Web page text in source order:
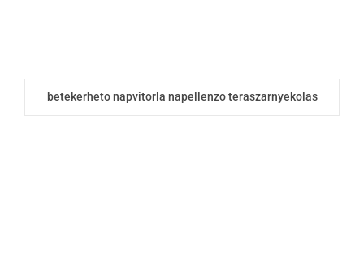
betekerheto napvitorla napellenzo teraszarnyekolas